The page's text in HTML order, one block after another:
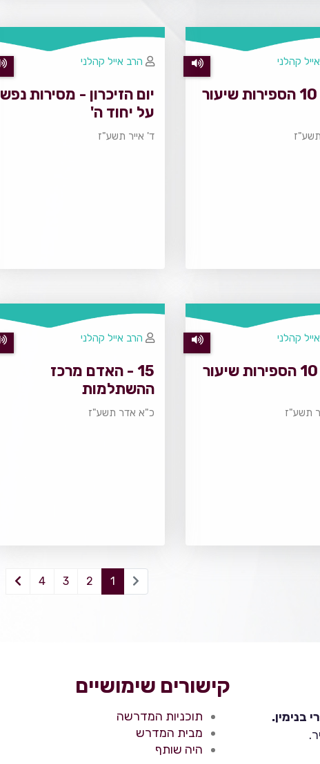
23 - 10 הספירות שיעור
קהלני
יום הזיכרון - מסירות נפש
על יחוד ה'
ד' אייר תשע"ז
הרב אייל קהלני
22 - 10 הספירות שיעור
תשע"ז
קהלני
15 - האדם מרכז
ההשתלמות
כ"א אדר תשע"ז
הרב אייל קהלני
1
2
3
4
בנימין.
קישורים שימושיים
תוכניות המדרשה
מבית המדרש
היה שותף